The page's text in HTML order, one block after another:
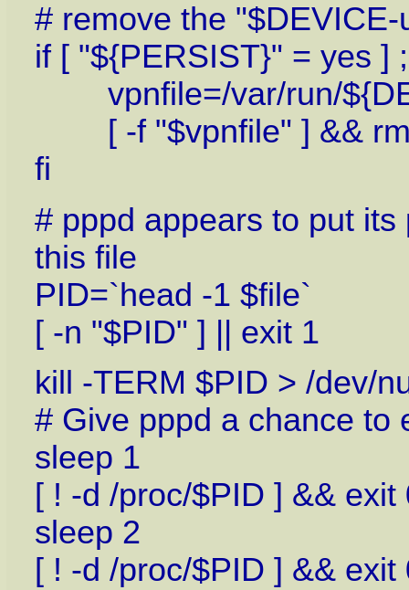
# remove the
if [ "${PERSIST}" = yes ]
vpnfile=/var/run/
[ -f "$vpnfile" ] && rm
fi
# pppd appears to put
this file
PID=`head -1 $file`
[ -n "$PID" ] || exit 1
kill -TERM $PID > /dev/
# Give pppd a chance to
sleep 1
[ ! -d /proc/$PID ] && exit
sleep 2
[ ! -d /proc/$PID ] && exit